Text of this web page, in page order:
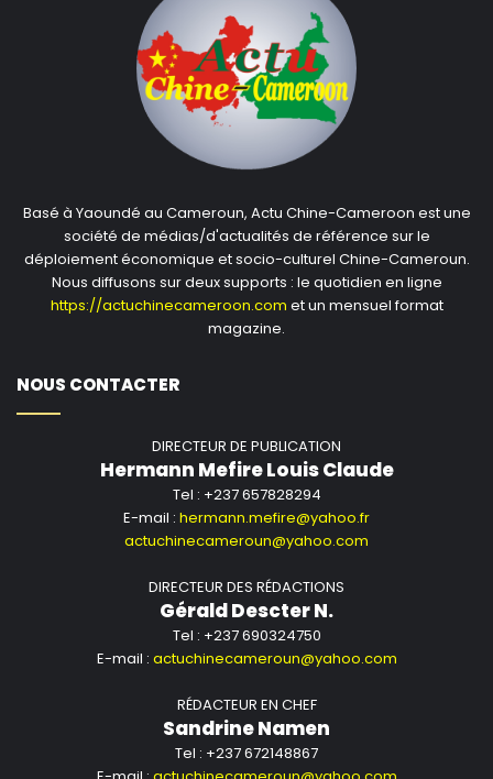
Basé à Yaoundé au Cameroun, Actu Chine-Cameroon est une
société de médias/d'actualités de référence sur le
déploiement économique et socio-culturel Chine-Cameroun.
Nous diffusons sur deux supports : le quotidien en ligne
https://actuchinecameroon.com et un mensuel format
magazine.
NOUS CONTACTER
DIRECTEUR DE PUBLICATION
Hermann Mefire Louis Claude
Tel : +237 657828294
E-mail : hermann.mefire@yahoo.fr
actuchinecameroun@yahoo.com
DIRECTEUR DES RÉDACTIONS
Gérald Descter N.
Tel : +237 690324750
E-mail : actuchinecameroun@yahoo.com
RÉDACTEUR EN CHEF
Sandrine Namen
Tel : +237 672148867